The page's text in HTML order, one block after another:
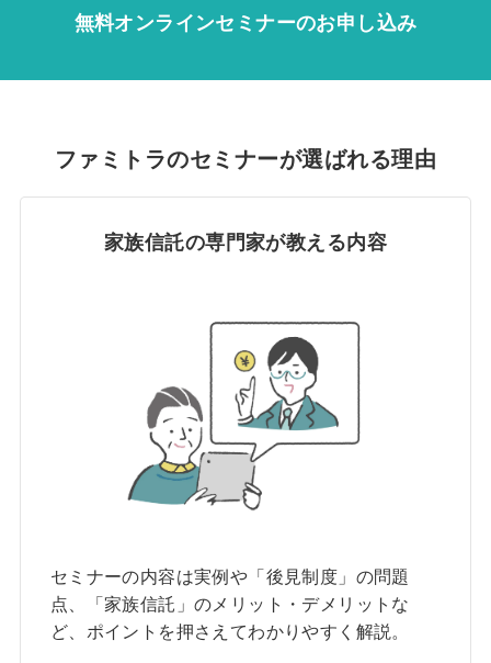
無料オンラインセミナーのお申し込み
ファミトラのセミナーが選ばれる理由
家族信託の専門家が教える内容
セミナーの内容は実例や「後見制度」の問題
点、「家族信託」のメリット・デメリットな
ど、ポイントを押さえてわかりやすく解説。